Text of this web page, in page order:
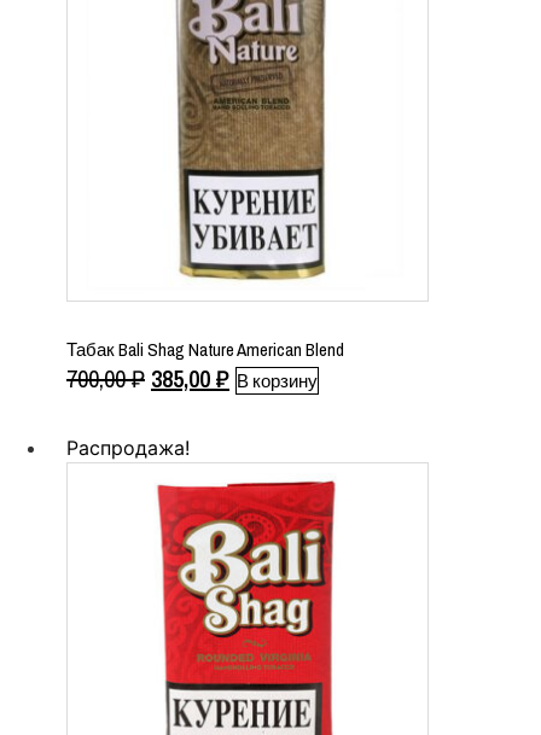
Табак Bali Shag Nature American Blend
700,00₽ Первоначальная
составляла
700,00 ₽.
385,00₽Текущая
В корзину
Распродажа!